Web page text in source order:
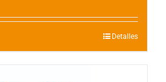
Detalles